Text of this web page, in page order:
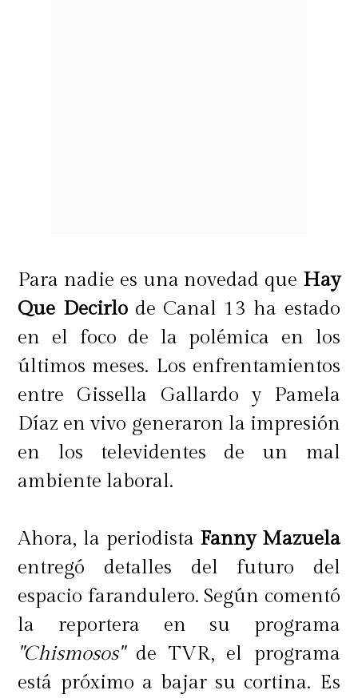
Para nadie es una novedad que Hay
Que Decirlode Canal 13 ha estado
en el foco de la polémica en los
últimos meses. Los enfrentamientos
entre Gissella Gallardo y Pamela
Díaz en vivo generaron la impresión
en los televidentes de un mal
ambiente laboral.
Ahora, la periodista Fanny Mazuela
entregó detalles del futuro del
espacio farandulero. Según comentó
la reportera en su programa
"Chismosos"de TVR, el programa
está próximo a bajar su cortina. Es